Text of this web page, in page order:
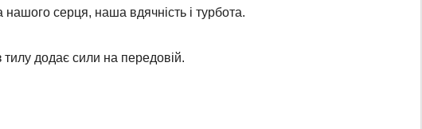
серця, наша вдячність і турбота.
додає сили на передовій.